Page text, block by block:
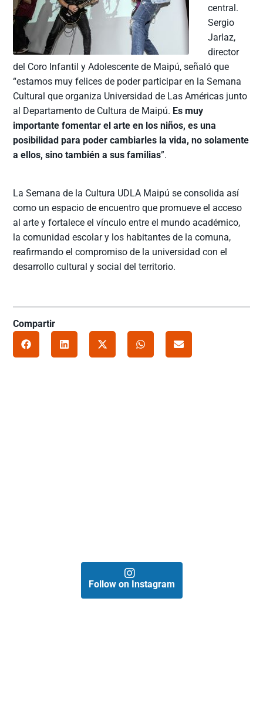
central.
Sergio
Jarlaz,
director
del Coro Infantil y Adolescente de Maipú, señaló que
“estamos muy felices de poder participar en la Semana
Cultural que organiza Universidad de Las Américas junto
al Departamento de Cultura de Maipú. Es muy
importante fomentar el arte en los niños, es una
posibilidad para poder cambiarles la vida, no solamente
a ellos, sino también a sus familias”.
La Semana de la Cultura UDLA Maipú se consolida así
como un espacio de encuentro que promueve el acceso
al arte y fortalece el vínculo entre el mundo académico,
la comunidad escolar y los habitantes de la comuna,
reafirmando el compromiso de la universidad con el
desarrollo cultural y social del territorio.
Compartir
Follow on Instagram